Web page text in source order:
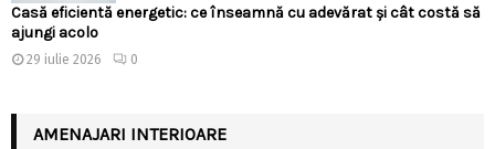
Casă eficientă energetic: ce înseamnă cu adevărat și cât costă să
ajungi acolo
29 iulie 2026 0
AMENAJARI INTERIOARE